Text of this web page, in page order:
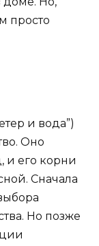
просто
и вода”)
Оно
и его корни
Сначала
Но позже